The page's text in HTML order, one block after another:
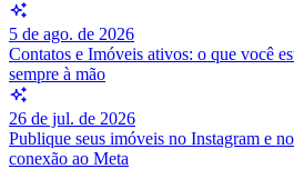
5 de ago. de 2026
Contatos e Imóveis ativos: o que você
sempre à mão
26 de jul. de 2026
Publique seus imóveis no Instagram e
conexão ao Meta